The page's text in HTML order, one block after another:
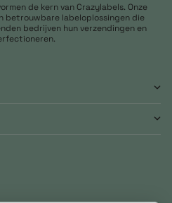
de kern van Crazylabels. Onze
betrouwbare labeloplossingen die
bedrijven hun verzendingen en